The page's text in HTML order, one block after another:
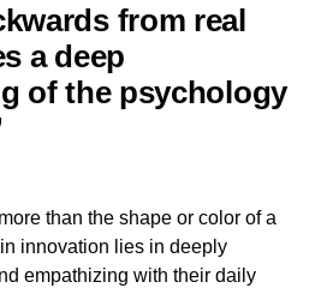
from real
a deep
of the psychology
than the shape or color of a
innovation lies in deeply
empathizing with their daily